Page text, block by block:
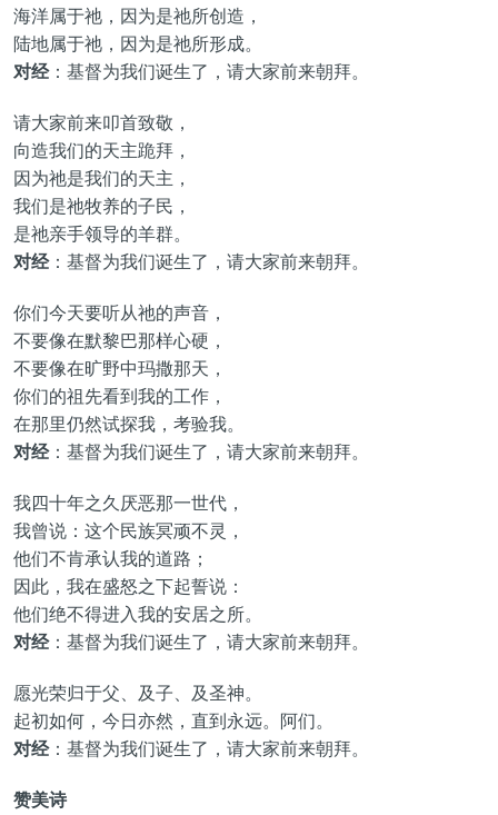
海洋属于祂，因为是祂所创造，
陆地属于祂，因为是祂所形成。
对经：基督为我们诞生了，请大家前来朝拜。
请大家前来叩首致敬，
向造我们的天主跪拜，
因为祂是我们的天主，
我们是祂牧养的子民，
是祂亲手领导的羊群。
对经：基督为我们诞生了，请大家前来朝拜。
你们今天要听从祂的声音，
不要像在默黎巴那样心硬，
不要像在旷野中玛撒那天，
你们的祖先看到我的工作，
在那里仍然试探我，考验我。
对经：基督为我们诞生了，请大家前来朝拜。
我四十年之久厌恶那一世代，
我曾说：这个民族冥顽不灵，
他们不肯承认我的道路；
因此，我在盛怒之下起誓说：
他们绝不得进入我的安居之所。
对经：基督为我们诞生了，请大家前来朝拜。
愿光荣归于父、及子、及圣神。
起初如何，今日亦然，直到永远。阿们。
对经：基督为我们诞生了，请大家前来朝拜。
赞美诗